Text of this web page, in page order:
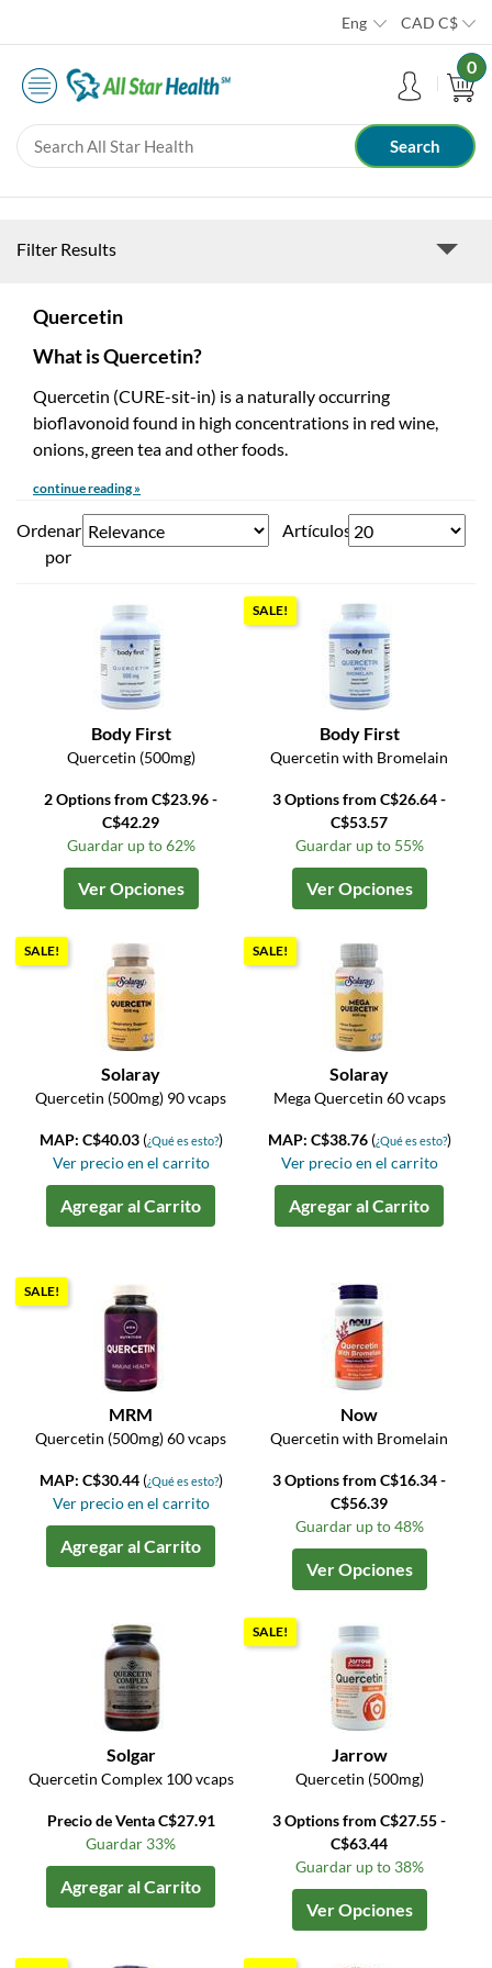
Eng CAD C$
0
Filter Results
Quercetin
What is Quercetin?
Quercetin (CURE-sit-in) is a naturally occurring
bioflavonoid found in high concentrations in red wine,
onions, green tea and other foods.
continue reading »
Ordenar
por
Artículos
Body First
Quercetin (500mg)
2 Options from C$23.96 -
C$42.29
Guardar up to 62%
Ver Opciones
SALE!
Body First
Quercetin with Bromelain
3 Options from C$26.64 -
C$53.57
Guardar up to 55%
Ver Opciones
SALE!
Solaray
Quercetin (500mg) 90 vcaps
MAP: C$40.03 (¿Qué es esto?)
Ver precio en el carrito
Agregar al Carrito
SALE!
Solaray
Mega Quercetin 60 vcaps
MAP: C$38.76 (¿Qué es esto?)
Ver precio en el carrito
Agregar al Carrito
SALE!
MRM
Quercetin (500mg) 60 vcaps
MAP: C$30.44 (¿Qué es esto?)
Ver precio en el carrito
Agregar al Carrito
Now
Quercetin with Bromelain
3 Options from C$16.34 -
C$56.39
Guardar up to 48%
Ver Opciones
Solgar
Quercetin Complex 100 vcaps
Precio de Venta C$27.91
Guardar 33%
Agregar al Carrito
SALE!
Jarrow
Quercetin (500mg)
3 Options from C$27.55 -
C$63.44
Guardar up to 38%
Ver Opciones